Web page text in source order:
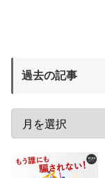
過去の記事